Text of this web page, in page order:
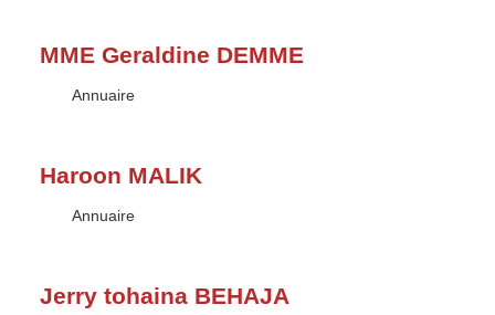
MME Geraldine DEMME
Type :
Annuaire
Haroon MALIK
Type :
Annuaire
Jerry tohaina BEHAJA